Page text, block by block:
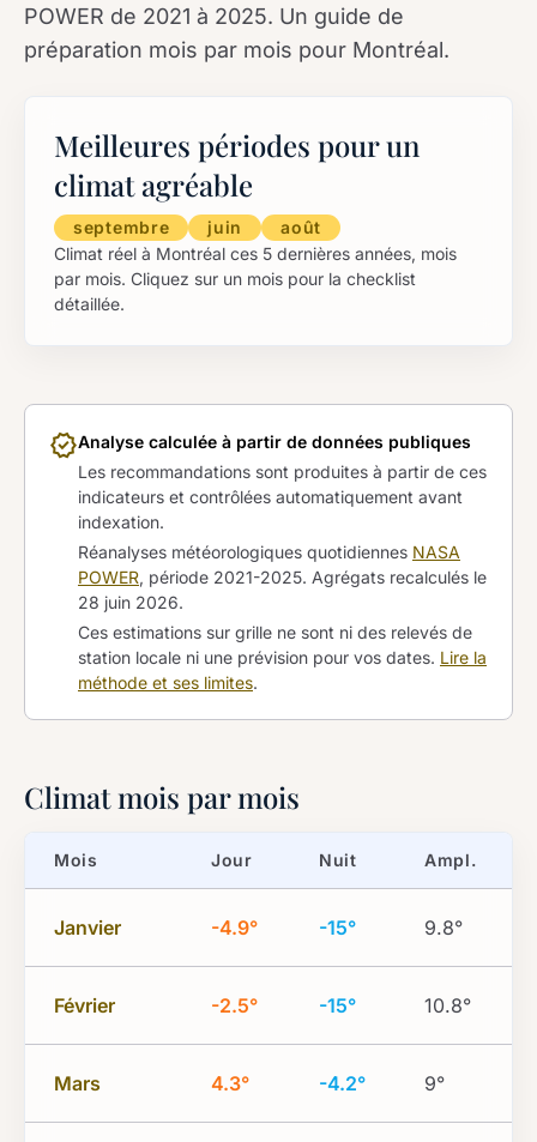
POWER de 2021 à 2025. Un guide de
préparation mois par mois pour Montréal.
Meilleures périodes pour un
climat agréable
septembre juin
août
Climat réel à Montréal ces 5 dernières années, mois
par mois. Cliquez sur un mois pour la checklist
détaillée.
verifiedAnalyse calculée à partir de données publiques
Les recommandations sont produites à partir de ces
indicateurs et contrôlées automatiquement avant
indexation.
Réanalyses météorologiques quotidiennes NASA
POWER, période 2021-2025. Agrégats recalculés le
28 juin 2026.
Ces estimations sur grille ne sont ni des relevés de
station locale ni une prévision pour vos dates. Lire la
méthode et ses limites.
Climat mois par mois
Mois Jour Nuit Ampl.
Janvier -4.9° -15° 9.8°
Février -2.5° -15° 10.8°
Mars 4.3° -4.2° 9°